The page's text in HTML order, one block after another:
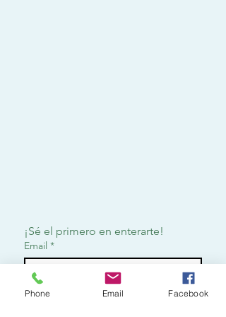
¡Sé el primero en enterarte!
Email *
Suscribirme
Phone Email Facebook